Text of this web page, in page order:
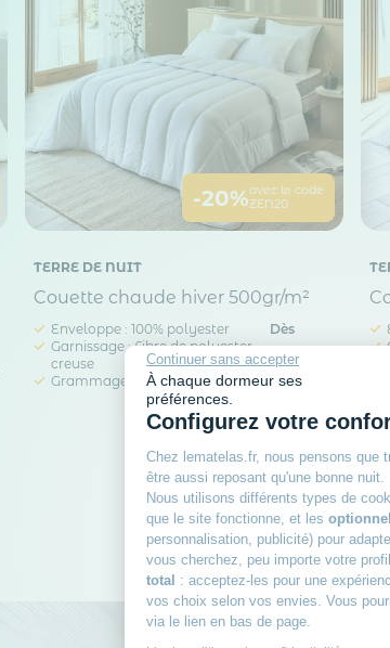
Continuer sans accepter
À chaque dormeur ses
préférences.
Configurez votre
Chez lematelas.fr, nous pensons que
être aussi reposant qu'une bonne nuit.
Nous utilisons différents types de
que le site fonctionne, et les
personnalisation, publicité) pour
vous cherchez, peu importe votre
total : acceptez-les pour une
vos choix selon vos envies. Vous
via le lien en bas de page.
-20%avec le code
ZEN20
TERRE DE NUIT
Couette chaude hiver 500gr/m²
Enveloppe : 100% polyester
Garnissage : Fibre de polyester
creuse
Grammage : 500 g/m²
Dès
4999€
Page
1